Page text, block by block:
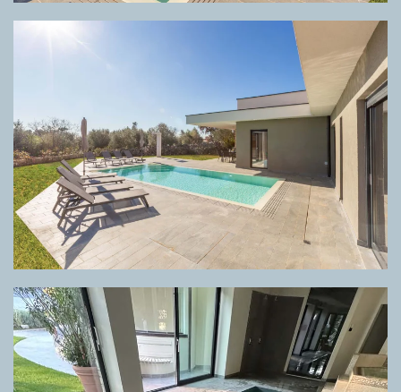
GRIGLIA DIRECTA META GREY, PAVIMENTO META GREY